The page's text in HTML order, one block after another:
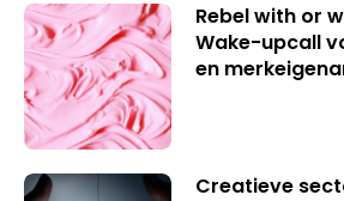
Rebel with or
Wake-upcall
en
Creatieve